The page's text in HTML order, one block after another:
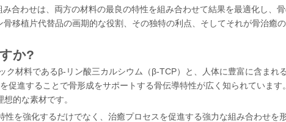
合わせは、両方の材料の最良の特性を組み合わせて結果を最適化し、
移植片代替品の画期的な役割、その独特の利点、そしてそれが骨治癒
か?
ク材料であるβ-リン酸三カルシウム（β-TCP）と、人体に豊富に含ま
促進することで骨形成をサポートする骨伝導特性が広く知られていま
的な素材です。
を強化するだけでなく、治癒プロセスを促進する強力な組み合わせ